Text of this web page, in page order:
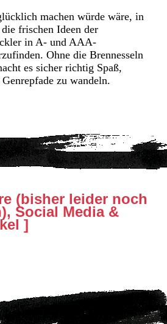
machen würde wäre, in
frischen Ideen der
in A- und AAA-
Ohne die Brennesseln
es sicher richtig Spaß,
zu wandeln.
(bisher leider noch
Social Media &
]